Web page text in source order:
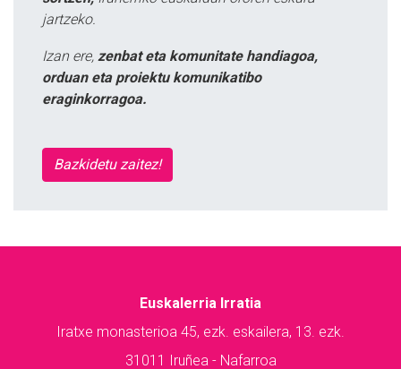
jartzeko.
Izan ere, zenbat eta komunitate handiagoa,
orduan eta proiektu komunikatibo
eraginkorragoa.
Bazkidetu zaitez!
Euskalerria Irratia
Iratxe monasterioa 45, ezk. eskailera, 13. ezk.
31011 Iruñea - Nafarroa